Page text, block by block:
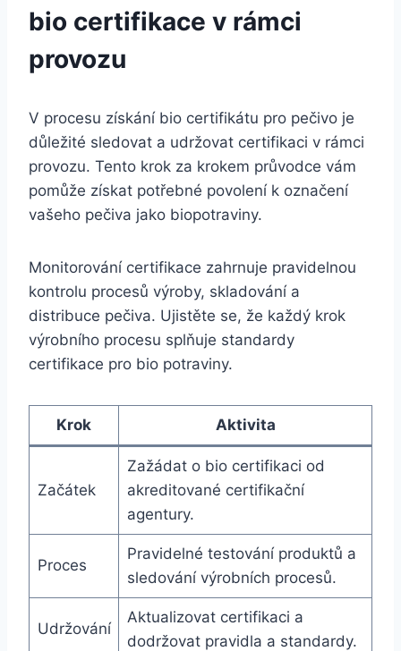
bio⁢ certifikace v rámci
⁢provozu
V procesu získání bio certifikátu⁢ pro pečivo je
důležité sledovat a udržovat ‌certifikaci​ v ‍rámci
provozu.‍ Tento krok‌ za krokem průvodce vám⁢
pomůže získat potřebné povolení⁤ k⁤ označení
vašeho pečiva jako biopotraviny.
Monitorování certifikace ⁤zahrnuje ‍pravidelnou
kontrolu procesů výroby,⁤ skladování a
distribuce pečiva.⁢ Ujistěte se,⁣ že každý krok⁢
výrobního ⁢procesu splňuje standardy
certifikace pro bio potraviny.
Krok Aktivita
Začátek
Zažádat o bio certifikaci ‍od​
akreditované ‍certifikační⁤
agentury.
Proces
Pravidelné testování produktů a
sledování výrobních procesů.
Udržování
Aktualizovat certifikaci a
dodržovat pravidla a standardy.